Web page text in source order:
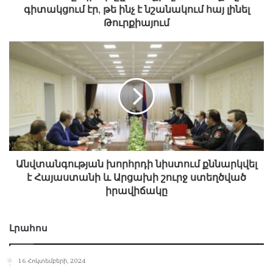
գիտակցում էր, թե ինչ է նշանակում հայ լինել
Թուրքիայում
Անվտանգության խորհրդի նիստում քննարկվել
է Հայաստանի և Արցախի շուրջ ստեղծված
իրավիճակը
Լրահոս
16 Հոկտեմբերի, 2024